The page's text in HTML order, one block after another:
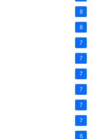
8
8
7
7
7
7
7
7
6